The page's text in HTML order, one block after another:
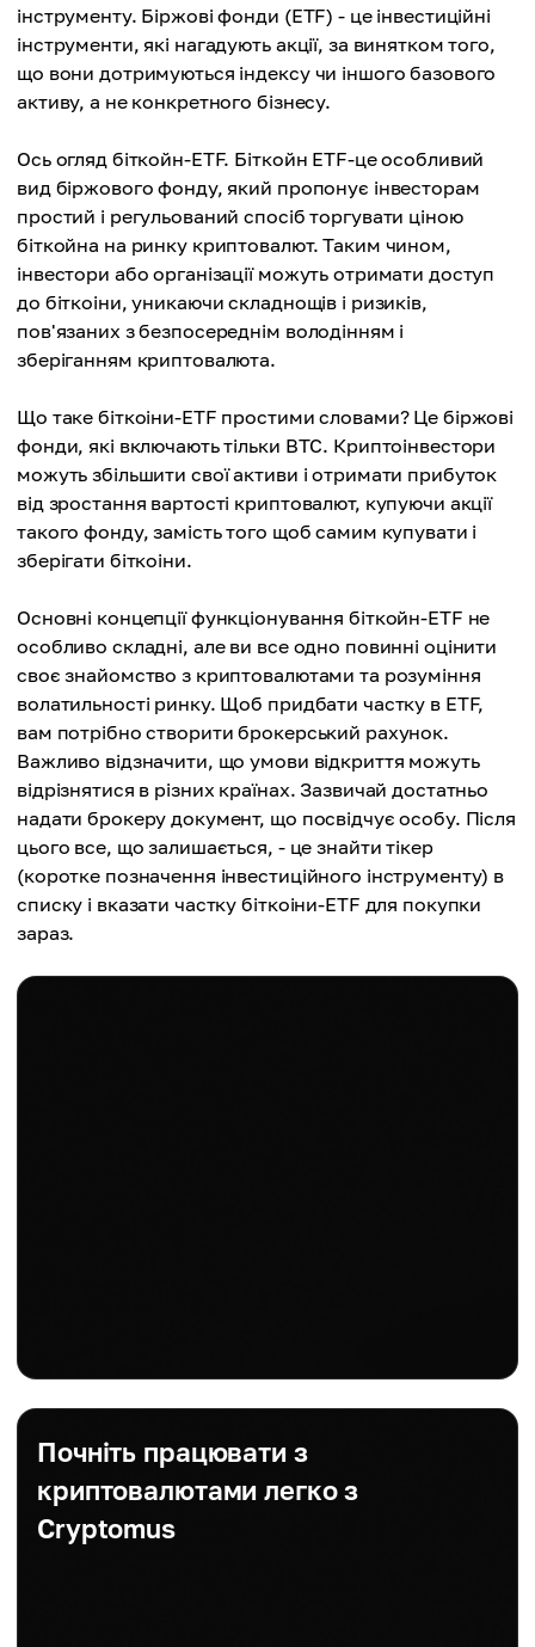
інструменту. Біржові фонди (ETF) - це інвестиційні
інструменти, які нагадують акції, за винятком того,
що вони дотримуються індексу чи іншого базового
активу, а не конкретного бізнесу.
Ось огляд біткойн-ETF. Біткойн ETF-це особливий
вид біржового фонду, який пропонує інвесторам
простий і регульований спосіб торгувати ціною
біткойна на ринку криптовалют. Таким чином,
інвестори або організації можуть отримати доступ
до біткоіни, уникаючи складнощів і ризиків,
пов'язаних з безпосереднім володінням і
зберіганням криптовалюта.
Що таке біткоіни-ETF простими словами? Це біржові
фонди, які включають тільки BTC. Криптоінвестори
можуть збільшити свої активи і отримати прибуток
від зростання вартості криптовалют, купуючи акції
такого фонду, замість того щоб самим купувати і
зберігати біткоіни.
Основні концепції функціонування біткойн-ETF не
особливо складні, але ви все одно повинні оцінити
своє знайомство з криптовалютами та розуміння
волатильності ринку. Щоб придбати частку в ETF,
вам потрібно створити брокерський рахунок.
Важливо відзначити, що умови відкриття можуть
відрізнятися в різних країнах. Зазвичай достатньо
надати брокеру документ, що посвідчує особу. Після
цього все, що залишається, - це знайти тікер
(коротке позначення інвестиційного інструменту) в
списку і вказати частку біткоіни-ETF для покупки
зараз.
Почніть працювати з
криптовалютами легко з
Cryptomus